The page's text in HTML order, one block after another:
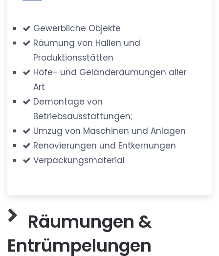
Gewerbliche Objekte
Räumung von Hallen und
Produktionsstätten
Höfe- und Geländeräumungen aller
Art
Demontage von
Betriebsausstattungen;
Umzug von Maschinen und Anlagen
Renovierungen und Entkernungen
Verpackungsmaterial
Räumungen &
Entrümpelungen